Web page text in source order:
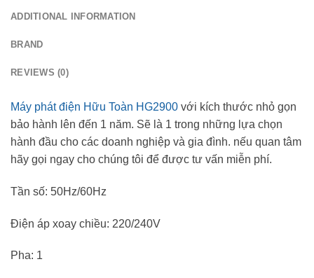
ADDITIONAL INFORMATION
BRAND
REVIEWS (0)
Máy phát điện Hữu Toàn HG2900 với kích thước nhỏ gọn
bảo hành lên đến 1 năm. Sẽ là 1 trong những lựa chọn
hành đầu cho các doanh nghiệp và gia đình. nếu quan tâm
hãy gọi ngay cho chúng tôi để được tư vấn miễn phí.
Tần số: 50Hz/60Hz
Điện áp xoay chiều: 220/240V
Pha: 1